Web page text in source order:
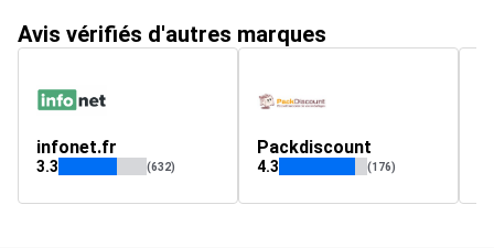
Avis vérifiés d'autres marques
infonet.fr
3.3 (632)
Packdiscount
4.3 (176)